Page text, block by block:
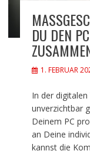
U DEN PC
1. FEBRUAR
In der
unverzichtbar
Deinem PC
an Deine
kannst die